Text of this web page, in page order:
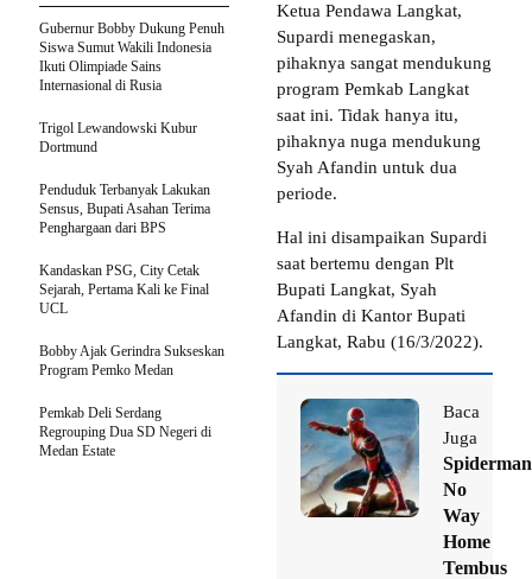
Ketua Pendawa Langkat,
Supardi menegaskan,
pihaknya sangat mendukung
program Pemkab Langkat
saat ini. Tidak hanya itu,
pihaknya nuga mendukung
Syah Afandin untuk dua
periode.
Hal ini disampaikan Supardi
saat bertemu dengan Plt
Bupati Langkat, Syah
Afandin di Kantor Bupati
Langkat, Rabu (16/3/2022).
Baca
Juga
Spiderman
No
Way
Home
Tembus
Gubernur Bobby Dukung Penuh
Siswa Sumut Wakili Indonesia
Ikuti Olimpiade Sains
Internasional di Rusia
Trigol Lewandowski Kubur
Dortmund
Penduduk Terbanyak Lakukan
Sensus, Bupati Asahan Terima
Penghargaan dari BPS
Kandaskan PSG, City Cetak
Sejarah, Pertama Kali ke Final
UCL
Bobby Ajak Gerindra Sukseskan
Program Pemko Medan
Pemkab Deli Serdang
Regrouping Dua SD Negeri di
Medan Estate